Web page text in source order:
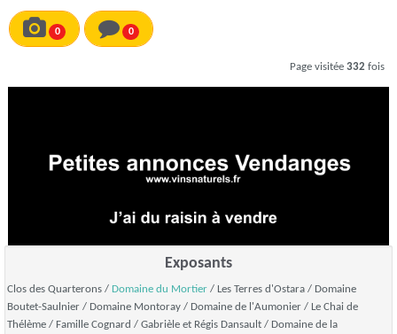
0 0
Page visitée 332 fois
Exposants
Clos des Quarterons / Domaine du Mortier / Les Terres d'Ostara / Domaine
Boutet-Saulnier / Domaine Montoray / Domaine de l'Aumonier / Le Chai de
Thélème / Famille Cognard / Gabrièle et Régis Dansault / Domaine de la